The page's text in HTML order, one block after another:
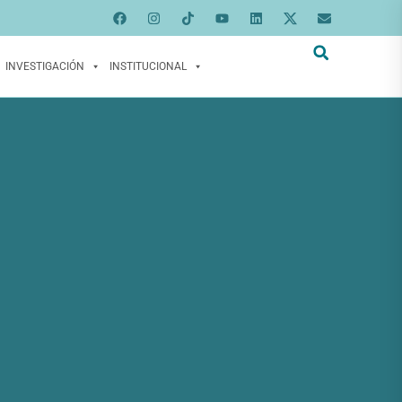
INVESTIGACIÓN INSTITUCIONAL